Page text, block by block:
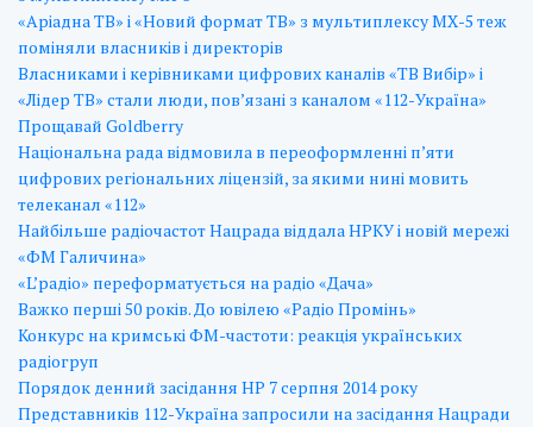
«Аріадна ТВ» і «Новий формат ТВ» з мультиплексу МХ-5 теж
поміняли власників і директорів
Власниками і керівниками цифрових каналів «ТВ Вибір» і
«Лідер ТВ» стали люди, пов’язані з каналом «112-Україна»
Прощавай Goldberry
Національна рада відмовила в переоформленні п’яти
цифрових регіональних ліцензій, за якими нині мовить
телеканал «112»
Найбільше радіочастот Нацрада віддала НРКУ і новій мережі
«ФМ Галичина»
«L’радіо» переформатується на радіо «Дача»
Важко перші 50 років. До ювілею «Радіо Промінь»
Конкурс на кримські ФМ-частоти: реакція українських
радіогруп
Порядок денний засідання НР 7 серпня 2014 року
Представників 112-Україна запросили на засідання Нацради